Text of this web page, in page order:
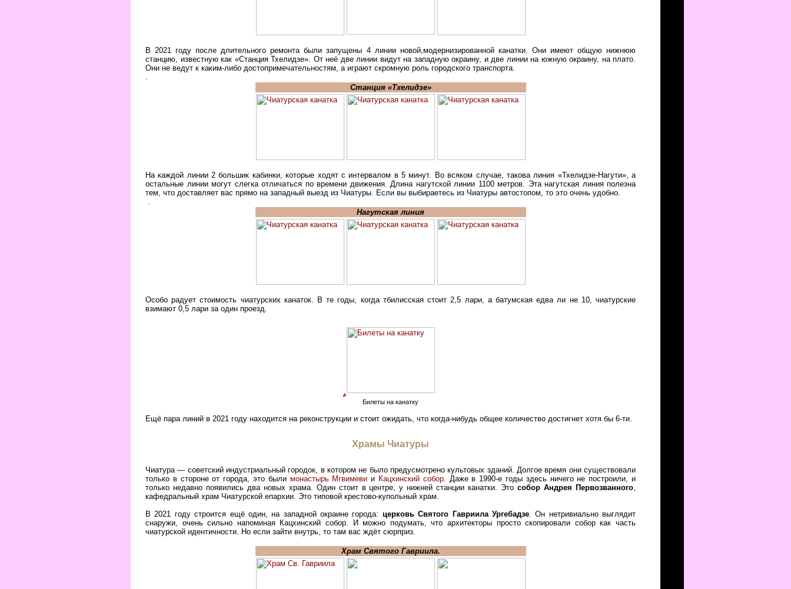
В 2021 году после длительного ремонта были запущены 4 линии новой,модернизированной канатки. Они имеют общую нижнюю
станцию, известную как «Станция Тхелидзе». От неё две линии видут на западную окраину, и две линии на южную окраину, на плато.
Они не ведут к каким-либо достопримечательностям, а играют скромную роль городского транспорта.
.
Станция «Тхелидзе»
На каждой линии 2 большик кабинки, которые ходят с интервалом в 5 минут. Во всяком случае, такова линия «Тхелидзе-Нагути», а
остальные линии могут слегка отличаться по времени движения. Длина нагутской линии 1100 метров. Эта нагутская линия полезна
тем, что доставляет вас прямо на западный выезд из Чиатуры. Если вы выбираетесь из Чиатуры автостопом, то это очень удобно.
.
Нагутская линия
Особо радует стоимость чиатурских канаток. В те годы, когда тбилисская стоит 2,5 лари, а батумская едва ли не 10, чиатурские
взимают 0,5 лари за один проезд.
Билеты на канатку
Ещё пара линий в 2021 году находится на реконструкции и стоит ожидать, что когда-нибудь общее количество достигнет хотя бы 6-ти.
Храмы Чиатуры
Чиатура — советский индустриальный городок, в котором не было предусмотрено культовых зданий. Долгое время они существовали
только в стороне от города, это были монастырь Мгвимеви и Кацхинский собор. Даже в 1990-е годы здесь ничего не построили, и
только недавно появились два новых храма. Один стоит в центре, у нижней станции канатки. Этособор Андрея Первозванного
кафедральный храм Чиатурской епархии. Это типовой крестово-купольный храм.
В 2021 году строится ещё один, на западной окраине города: церковь Святого Гавриила Ургебадзе. Он нетривиально выглядит
снаружи, очень сильно напоминая Кацхинский собор. И можно подумать, что архитекторы просто скопировали собор как часть
чиатурской идентичности. Но если зайти внутрь, то там вас ждёт сюрприз.
Храм Святого Гавриила.